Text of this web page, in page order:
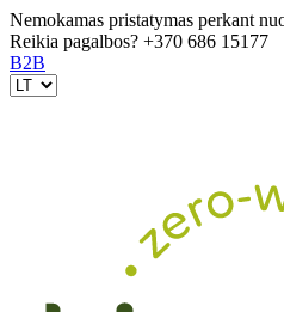
Nemokamas pristatymas perkant
Reikia pagalbos? +370 686 15177
B2B